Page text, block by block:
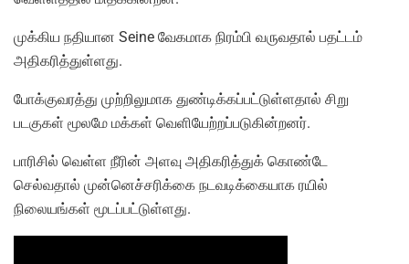
முக்கிய நதியான Seine வேகமாக நிரம்பி வருவதால் பதட்டம்
அதிகரித்துள்ளது.
போக்குவரத்து முற்றிலுமாக துண்டிக்கப்பட்டுள்ளதால் சிறு
படகுகள் மூலமே மக்கள் வெளியேற்றப்படுகின்றனர்.
பாரிசில் வெள்ள நீரின் அளவு அதிகரித்துக் கொண்டே
செல்வதால் முன்னெச்சரிக்கை நடவடிக்கையாக ரயில்
நிலையங்கள் மூடப்பட்டுள்ளது.